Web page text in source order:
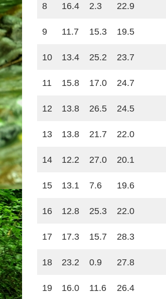
8 16.4 2.3 22.9
9 11.7 15.3 19.5
10 13.4 25.2 23.7
11 15.8 17.0 24.7
12 13.8 26.5 24.5
13 13.8 21.7 22.0
14 12.2 27.0 20.1
15 13.1 7.6 19.6
16 12.8 25.3 22.0
17 17.3 15.7 28.3
18 23.2 0.9 27.8
19 16.0 11.6 26.4